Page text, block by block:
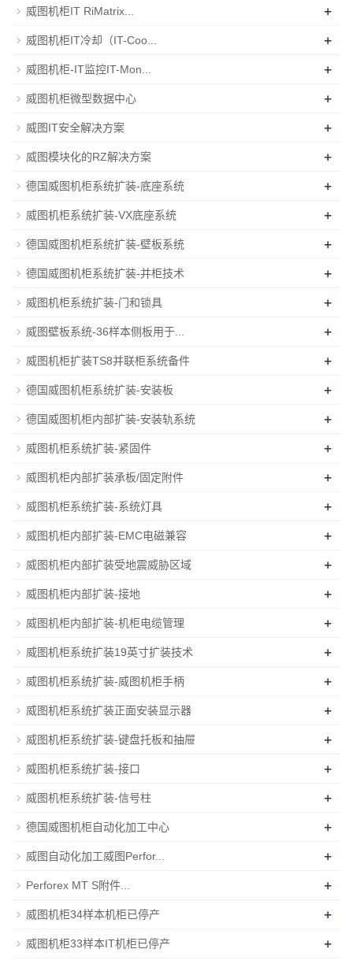
威图机柜IT RiMatrix... +
威图机柜IT冷却（IT-Coo... +
威图机柜-IT监控IT-Mon... +
威图机柜微型数据中心 +
威图IT安全解决方案 +
威图模块化的RZ解决方案 +
德国威图机柜系统扩装-底座系统 +
威图机柜系统扩装-VX底座系统 +
德国威图机柜系统扩装-壁板系统 +
德国威图机柜系统扩装-并柜技术 +
威图机柜系统扩装-门和锁具 +
威图壁板系统-36样本侧板用于... +
威图机柜扩装TS8并联柜系统备件 +
德国威图机柜系统扩装-安装板 +
德国威图机柜内部扩装-安装轨系统 +
威图机柜系统扩装-紧固件 +
威图机柜内部扩装承板/固定附件 +
威图机柜系统扩装-系统灯具 +
威图机柜内部扩装-EMC电磁兼容 +
威图机柜内部扩装受地震威胁区域 +
威图机柜内部扩装-接地 +
威图机柜内部扩装-机柜电缆管理 +
威图机柜系统扩装19英寸扩装技术 +
威图机柜系统扩装-威图机柜手柄 +
威图机柜系统扩装正面安装显示器 +
威图机柜系统扩装-键盘托板和抽屉 +
威图机柜系统扩装-接口 +
威图机柜系统扩装-信号柱 +
德国威图机柜自动化加工中心 +
威图自动化加工威图Perfor... +
Perforex MT S附件... +
威图机柜34样本机柜已停产 +
威图机柜33样本IT机柜已停产 +